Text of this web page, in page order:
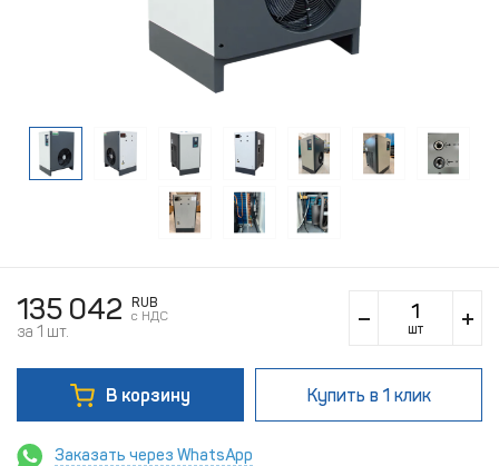
135 042
RUB
c НДС
за 1 шт. шт
В корзину Купить в 1 клик
Заказать через WhatsApp